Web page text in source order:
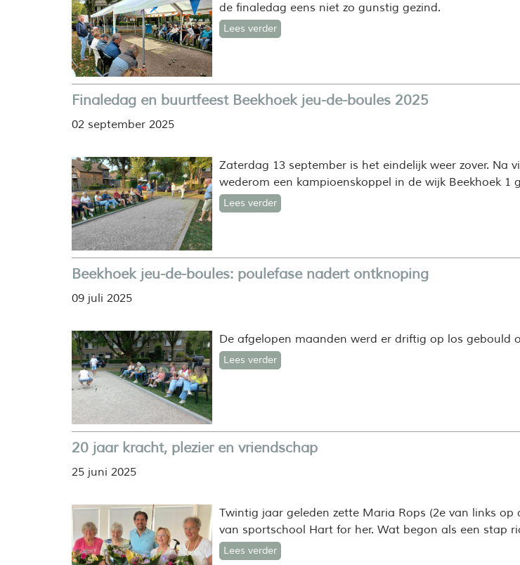
de finaledag eens niet zo gunstig gezind.
Lees verder
Finaledag en buurtfeest Beekhoek jeu-de-boules 2025
02 september 2025
Zaterdag 13 september is het eindelijk weer zover.
wederom een kampioenskoppel in de wijk Beekhoek 1
Lees verder
Beekhoek jeu-de-boules: poulefase nadert ontknoping
09 juli 2025
De afgelopen maanden werd er driftig op los gebould
Lees verder
20 jaar kracht, plezier en vriendschap
25 juni 2025
Twintig jaar geleden zette Maria Rops (2e van links
van sportschool Hart for her. Wat begon als een stap
Lees verder